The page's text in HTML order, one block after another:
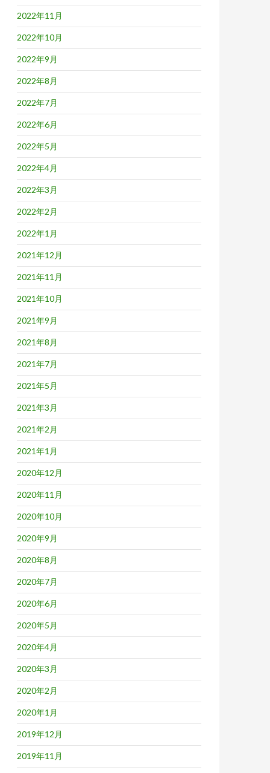
2022年11月
2022年10月
2022年9月
2022年8月
2022年7月
2022年6月
2022年5月
2022年4月
2022年3月
2022年2月
2022年1月
2021年12月
2021年11月
2021年10月
2021年9月
2021年8月
2021年7月
2021年5月
2021年3月
2021年2月
2021年1月
2020年12月
2020年11月
2020年10月
2020年9月
2020年8月
2020年7月
2020年6月
2020年5月
2020年4月
2020年3月
2020年2月
2020年1月
2019年12月
2019年11月